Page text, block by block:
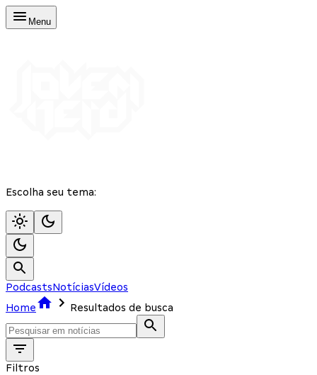
Menu
Escolha seu tema:
PodcastsNotíciasVídeos
Home
Resultados de busca
Filtros